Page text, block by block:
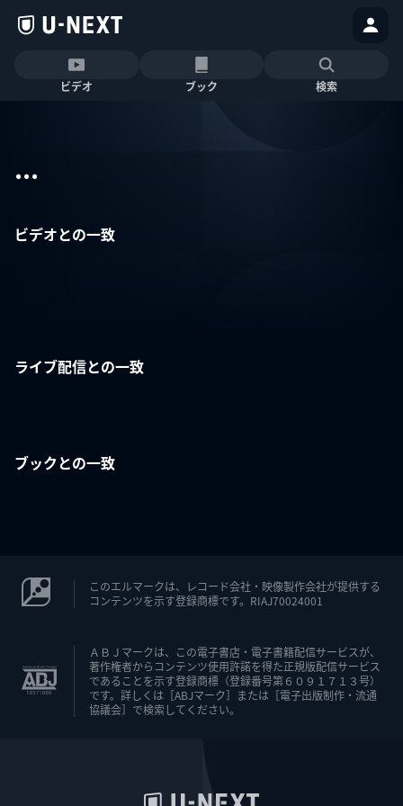
ビデオ ブック 検索
...
ビデオとの一致
ライブ配信との一致
ブックとの一致
このエルマークは、レコード会社・映像製作会社が提供する
コンテンツを示す登録商標です。RIAJ70024001
ＡＢＪマークは、この電子書店・電子書籍配信サービスが、
著作権者からコンテンツ使用許諾を得た正規版配信サービス
であることを示す登録商標（登録番号第６０９１７１３号）
です。詳しくは［ABJマーク］または［電子出版制作・流通
協議会］で検索してください。